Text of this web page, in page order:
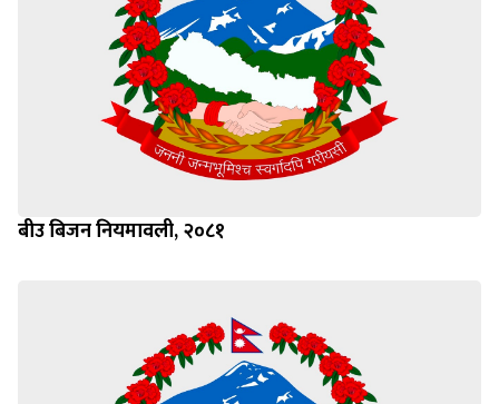
बीउ बिजन नियमावली, २०८१